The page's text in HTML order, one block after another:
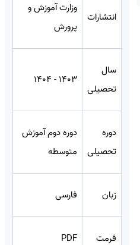
انتشارات
وزارت آموزش و
پرورش
سال
تحصیلی
1403 - 1404
دوره
تحصیلی
دوره دوم آموزش
متوسطه
زبان فارسی
فرمت PDF